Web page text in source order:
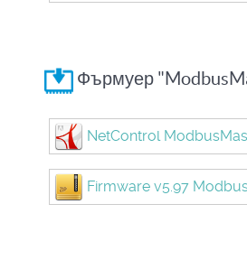
Фърмуер
NetControl
Firmware v5.97